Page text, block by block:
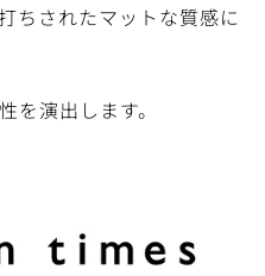
ちされたマットな質感に
を演出します。